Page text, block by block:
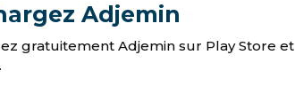
Adjemin
gratuitement Adjemin sur Play Store et